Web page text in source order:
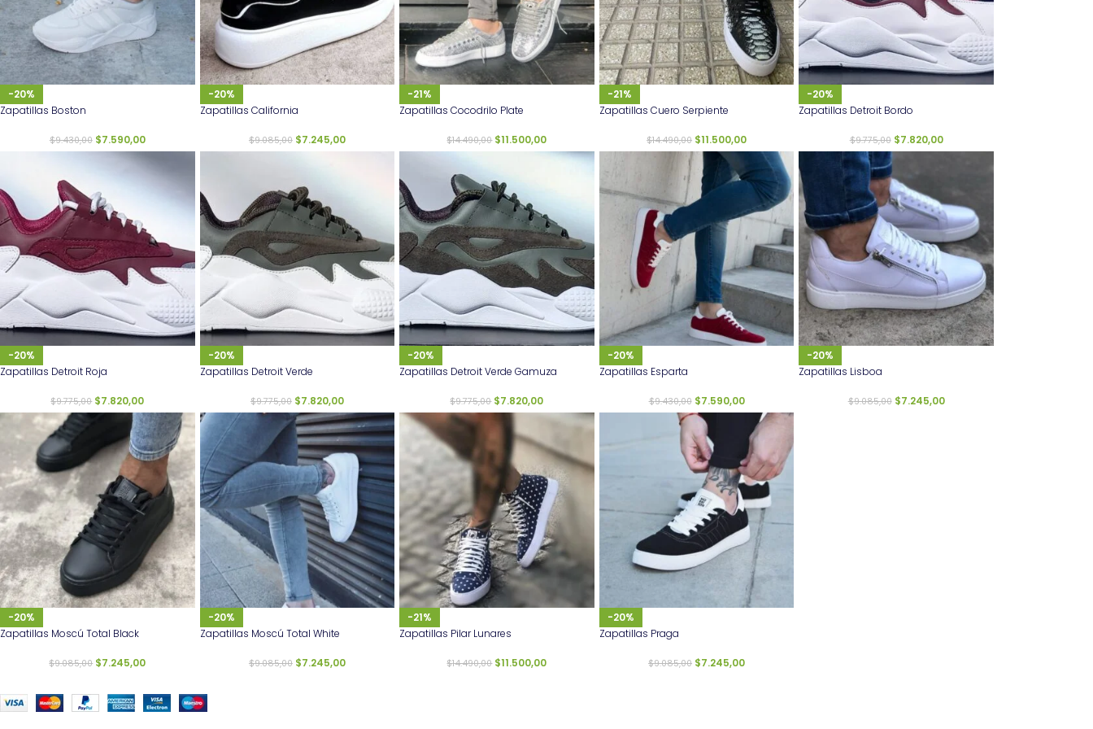
-20%
Zapatillas Boston
$9.430,00 $7.590,00
-20%
Zapatillas California
$9.085,00 $7.245,00
-21%
Zapatillas Cocodrilo Plate
$14.490,00 $11.500,00
-21%
Zapatillas Cuero Serpiente
$14.490,00 $11.500,00
-20%
Zapatillas Detroit Bordo
$9.775,00 $7.820,00
-20%
Zapatillas Detroit Roja
$9.775,00 $7.820,00
-20%
Zapatillas Detroit Verde
$9.775,00 $7.820,00
-20%
Zapatillas Detroit Verde Gamuza
$9.775,00 $7.820,00
-20%
Zapatillas Esparta
$9.430,00 $7.590,00
-20%
Zapatillas Lisboa
$9.085,00 $7.245,00
-20%
Zapatillas Moscú Total Black
$9.085,00 $7.245,00
-20%
Zapatillas Moscú Total White
$9.085,00 $7.245,00
-21%
Zapatillas Pilar Lunares
$14.490,00 $11.500,00
-20%
Zapatillas Praga
$9.085,00 $7.245,00